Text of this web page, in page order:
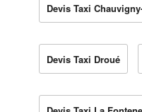
Devis Taxi
Devis Taxi Droué